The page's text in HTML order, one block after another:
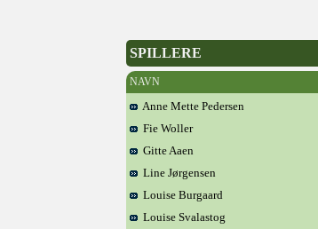
SPILLERE
NAVN
Anne Mette Pedersen
Fie Woller
Gitte Aaen
Line Jørgensen
Louise Burgaard
Louise Svalastog